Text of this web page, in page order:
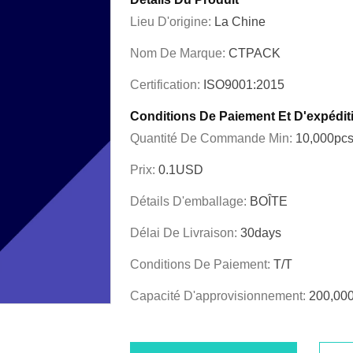
Lieu D'origine: La Chine
Nom De Marque: CTPACK
Certification: ISO9001:2015
Conditions De Paiement Et
Quantité De Commande Min: 10,000pcs
Prix: 0.1USD
Détails D'emballage: BOÎTE
Délai De Livraison: 30days
Conditions De Paiement: T/T
Capacité D'approvisionnement: